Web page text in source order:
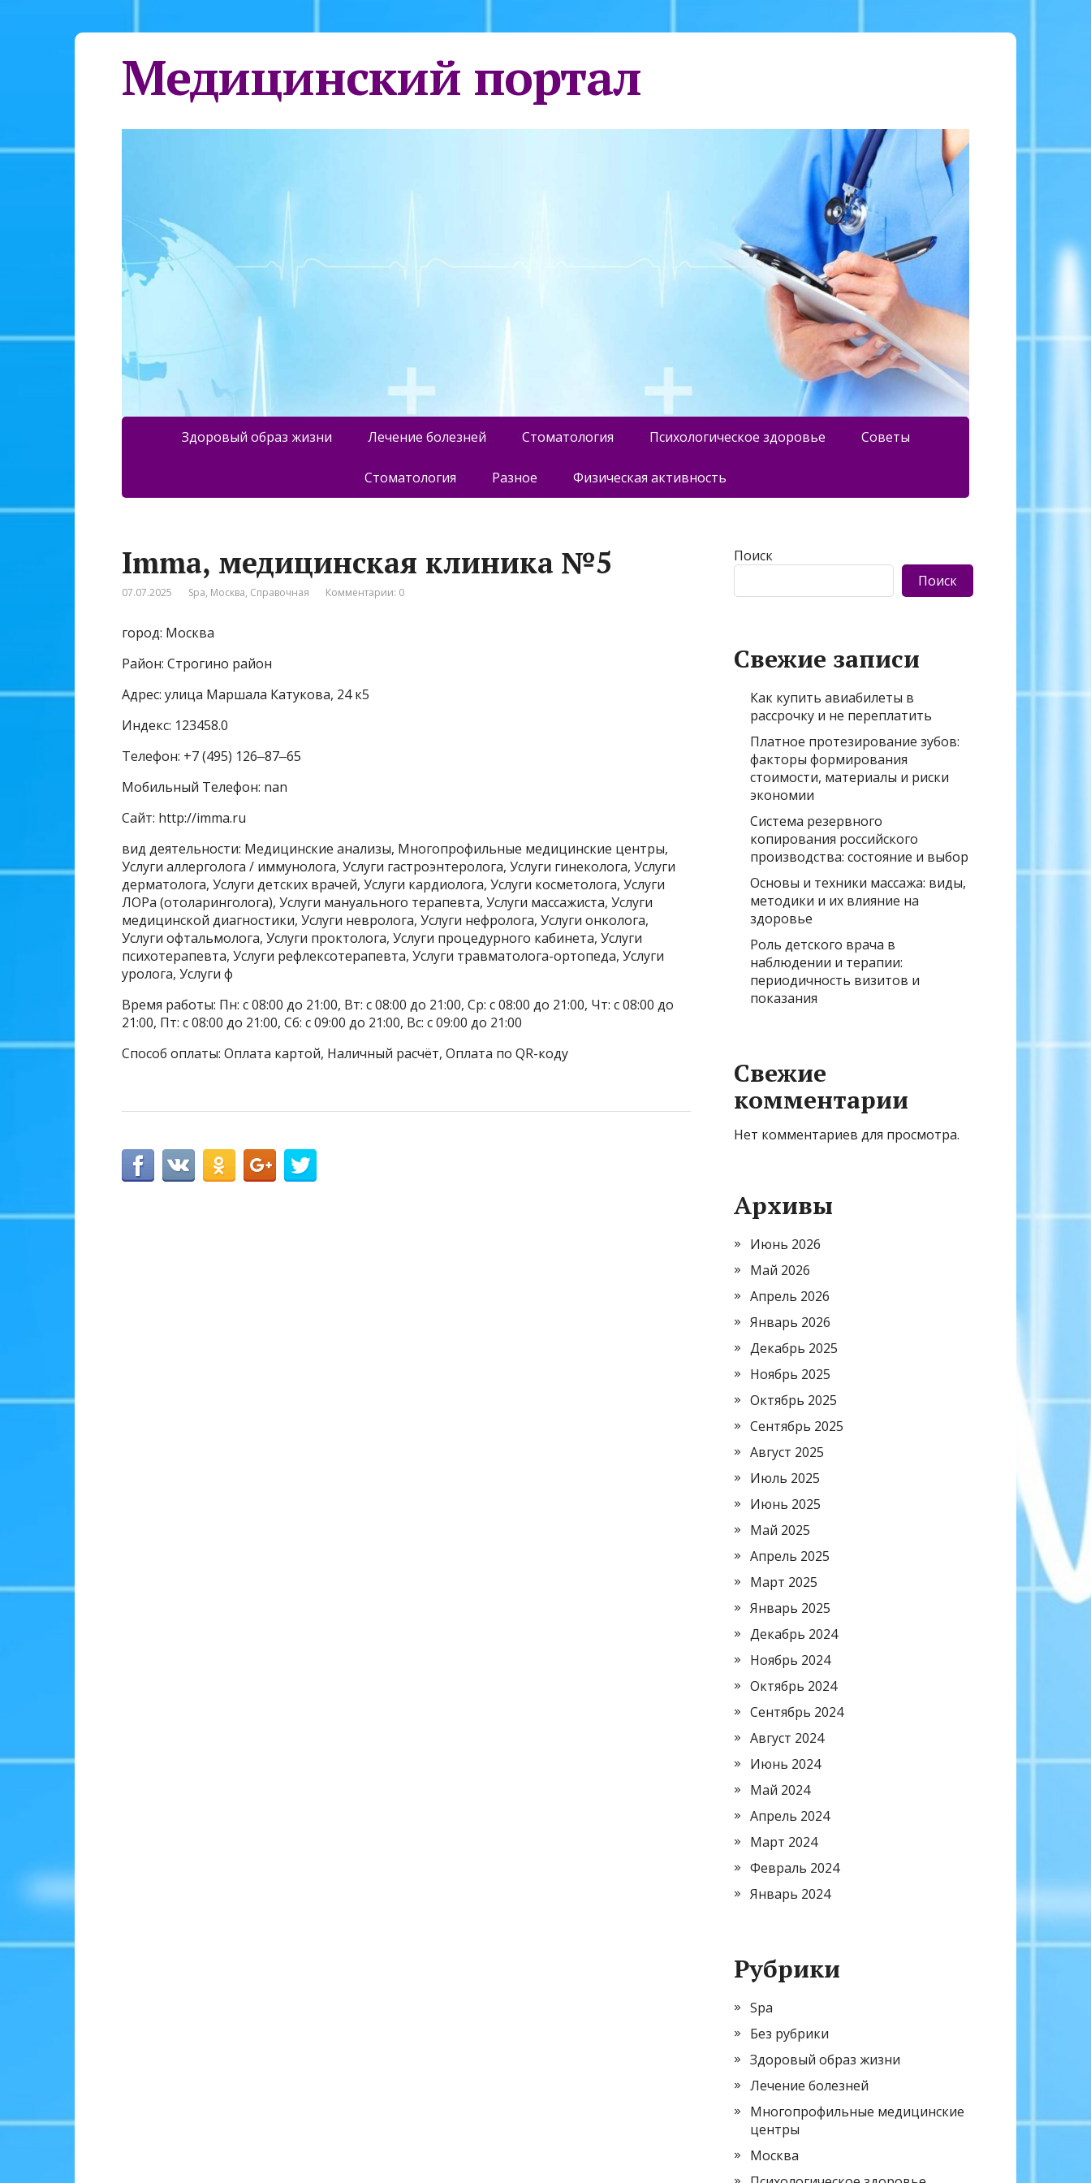
Медицинский портал
Здоровый образ жизни Лечение болезней Стоматология Психологическое здоровье Советы
Стоматология Разное Физическая активность
Imma, медицинская клиника №5
07.07.2025 Spa, Москва, Справочная Комментарии: 0
город: Москва
Район: Строгино район
Адрес: улица Маршала Катукова, 24 к5
Индекс: 123458.0
Телефон: +7 (495) 126‒87‒65
Мобильный Телефон: nan
Сайт: http://imma.ru
вид деятельности: Медицинские анализы, Многопрофильные медицинские центры,
Услуги аллерголога / иммунолога, Услуги гастроэнтеролога, Услуги гинеколога, Услуги
дерматолога, Услуги детских врачей, Услуги кардиолога, Услуги косметолога, Услуги
ЛОРа (отоларинголога), Услуги мануального терапевта, Услуги массажиста, Услуги
медицинской диагностики, Услуги невролога, Услуги нефролога, Услуги онколога,
Услуги офтальмолога, Услуги проктолога, Услуги процедурного кабинета, Услуги
психотерапевта, Услуги рефлексотерапевта, Услуги травматолога-ортопеда, Услуги
уролога, Услуги ф
Время работы: Пн: с 08:00 до 21:00, Вт: с 08:00 до 21:00, Ср: с 08:00 до 21:00, Чт: с 08:00 до
21:00, Пт: с 08:00 до 21:00, Сб: с 09:00 до 21:00, Вс: с 09:00 до 21:00
Способ оплаты: Оплата картой, Наличный расчёт, Оплата по QR-коду
Поиск
Поиск
Свежие записи
Как купить авиабилеты в
рассрочку и не переплатить
Платное протезирование зубов:
факторы формирования
стоимости, материалы и риски
экономии
Система резервного
копирования российского
производства: состояние и выбор
Основы и техники массажа: виды,
методики и их влияние на
здоровье
Роль детского врача в
наблюдении и терапии:
периодичность визитов и
показания
Свежие
комментарии
Нет комментариев для просмотра.
Архивы
Июнь 2026
Май 2026
Апрель 2026
Январь 2026
Декабрь 2025
Ноябрь 2025
Октябрь 2025
Сентябрь 2025
Август 2025
Июль 2025
Июнь 2025
Май 2025
Апрель 2025
Март 2025
Январь 2025
Декабрь 2024
Ноябрь 2024
Октябрь 2024
Сентябрь 2024
Август 2024
Июнь 2024
Май 2024
Апрель 2024
Март 2024
Февраль 2024
Январь 2024
Рубрики
Spa
Без рубрики
Здоровый образ жизни
Лечение болезней
Многопрофильные медицинские
центры
Москва